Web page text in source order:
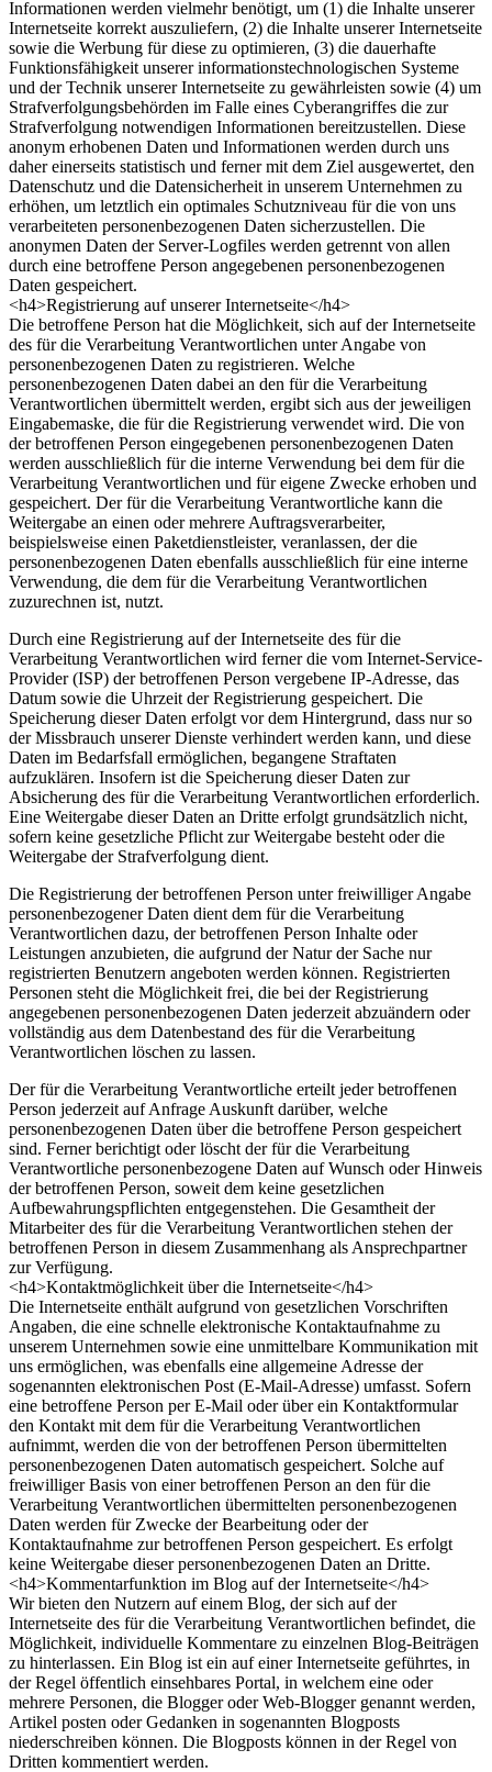
Informationen werden vielmehr benötigt, um (1) die Inhalte unserer
Internetseite korrekt auszuliefern, (2) die Inhalte unserer Internetseite
sowie die Werbung für diese zu optimieren, (3) die dauerhafte
Funktionsfähigkeit unserer informationstechnologischen Systeme
und der Technik unserer Internetseite zu gewährleisten sowie (4) um
Strafverfolgungsbehörden im Falle eines Cyberangriffes die zur
Strafverfolgung notwendigen Informationen bereitzustellen. Diese
anonym erhobenen Daten und Informationen werden durch uns
daher einerseits statistisch und ferner mit dem Ziel ausgewertet, den
Datenschutz und die Datensicherheit in unserem Unternehmen zu
erhöhen, um letztlich ein optimales Schutzniveau für die von uns
verarbeiteten personenbezogenen Daten sicherzustellen. Die
anonymen Daten der Server-Logfiles werden getrennt von allen
durch eine betroffene Person angegebenen personenbezogenen
Daten gespeichert.
<h4>Registrierung auf unserer Internetseite</h4>
Die betroffene Person hat die Möglichkeit, sich auf der Internetseite
des für die Verarbeitung Verantwortlichen unter Angabe von
personenbezogenen Daten zu registrieren. Welche
personenbezogenen Daten dabei an den für die Verarbeitung
Verantwortlichen übermittelt werden, ergibt sich aus der jeweiligen
Eingabemaske, die für die Registrierung verwendet wird. Die von
der betroffenen Person eingegebenen personenbezogenen Daten
werden ausschließlich für die interne Verwendung bei dem für die
Verarbeitung Verantwortlichen und für eigene Zwecke erhoben und
gespeichert. Der für die Verarbeitung Verantwortliche kann die
Weitergabe an einen oder mehrere Auftragsverarbeiter,
beispielsweise einen Paketdienstleister, veranlassen, der die
personenbezogenen Daten ebenfalls ausschließlich für eine interne
Verwendung, die dem für die Verarbeitung Verantwortlichen
zuzurechnen ist, nutzt.
Durch eine Registrierung auf der Internetseite des für die
Verarbeitung Verantwortlichen wird ferner die vom Internet-Service-
Provider (ISP) der betroffenen Person vergebene IP-Adresse, das
Datum sowie die Uhrzeit der Registrierung gespeichert. Die
Speicherung dieser Daten erfolgt vor dem Hintergrund, dass nur so
der Missbrauch unserer Dienste verhindert werden kann, und diese
Daten im Bedarfsfall ermöglichen, begangene Straftaten
aufzuklären. Insofern ist die Speicherung dieser Daten zur
Absicherung des für die Verarbeitung Verantwortlichen erforderlich.
Eine Weitergabe dieser Daten an Dritte erfolgt grundsätzlich nicht,
sofern keine gesetzliche Pflicht zur Weitergabe besteht oder die
Weitergabe der Strafverfolgung dient.
Die Registrierung der betroffenen Person unter freiwilliger Angabe
personenbezogener Daten dient dem für die Verarbeitung
Verantwortlichen dazu, der betroffenen Person Inhalte oder
Leistungen anzubieten, die aufgrund der Natur der Sache nur
registrierten Benutzern angeboten werden können. Registrierten
Personen steht die Möglichkeit frei, die bei der Registrierung
angegebenen personenbezogenen Daten jederzeit abzuändern oder
vollständig aus dem Datenbestand des für die Verarbeitung
Verantwortlichen löschen zu lassen.
Der für die Verarbeitung Verantwortliche erteilt jeder betroffenen
Person jederzeit auf Anfrage Auskunft darüber, welche
personenbezogenen Daten über die betroffene Person gespeichert
sind. Ferner berichtigt oder löscht der für die Verarbeitung
Verantwortliche personenbezogene Daten auf Wunsch oder Hinweis
der betroffenen Person, soweit dem keine gesetzlichen
Aufbewahrungspflichten entgegenstehen. Die Gesamtheit der
Mitarbeiter des für die Verarbeitung Verantwortlichen stehen der
betroffenen Person in diesem Zusammenhang als Ansprechpartner
zur Verfügung.
<h4>Kontaktmöglichkeit über die Internetseite</h4>
Die Internetseite enthält aufgrund von gesetzlichen Vorschriften
Angaben, die eine schnelle elektronische Kontaktaufnahme zu
unserem Unternehmen sowie eine unmittelbare Kommunikation mit
uns ermöglichen, was ebenfalls eine allgemeine Adresse der
sogenannten elektronischen Post (E-Mail-Adresse) umfasst. Sofern
eine betroffene Person per E-Mail oder über ein Kontaktformular
den Kontakt mit dem für die Verarbeitung Verantwortlichen
aufnimmt, werden die von der betroffenen Person übermittelten
personenbezogenen Daten automatisch gespeichert. Solche auf
freiwilliger Basis von einer betroffenen Person an den für die
Verarbeitung Verantwortlichen übermittelten personenbezogenen
Daten werden für Zwecke der Bearbeitung oder der
Kontaktaufnahme zur betroffenen Person gespeichert. Es erfolgt
keine Weitergabe dieser personenbezogenen Daten an Dritte.
<h4>Kommentarfunktion im Blog auf der Internetseite</h4>
Wir bieten den Nutzern auf einem Blog, der sich auf der
Internetseite des für die Verarbeitung Verantwortlichen befindet, die
Möglichkeit, individuelle Kommentare zu einzelnen Blog-Beiträgen
zu hinterlassen. Ein Blog ist ein auf einer Internetseite geführtes, in
der Regel öffentlich einsehbares Portal, in welchem eine oder
mehrere Personen, die Blogger oder Web-Blogger genannt werden,
Artikel posten oder Gedanken in sogenannten Blogposts
niederschreiben können. Die Blogposts können in der Regel von
Dritten kommentiert werden.